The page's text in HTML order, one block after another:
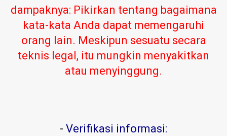
dampaknya: Pikirkan tentang bagaimana
kata-kata Anda dapat memengaruhi
orang lain. Meskipun sesuatu secara
teknis legal, itu mungkin menyakitkan
atau menyinggung.
- Verifikasi informasi: